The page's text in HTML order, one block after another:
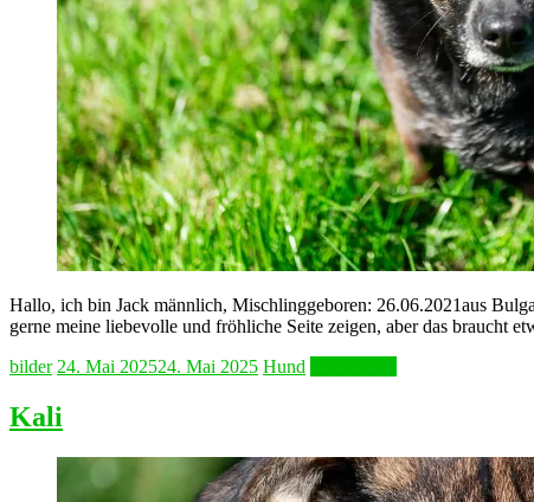
Hallo, ich bin Jack männlich, Mischlinggeboren: 26.06.2021aus
gerne meine liebevolle und fröhliche Seite zeigen, aber das braucht
bilder 24. Mai 202524. Mai 2025 Hund
Kali